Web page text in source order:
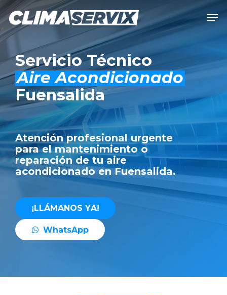
Skip
main
content
Servicio Técnico
Aire Acondicionado
Fuensalida
Atención profesional urgente
para el mantenimiento o
reparación de tu aire
acondicionado en Fuensalida.
¡LLÁMANOS YA!
WhatsApp